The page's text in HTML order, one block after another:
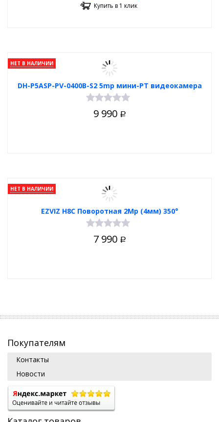
Купить в 1 клик
DH-P5ASP-PV-0400B-S2 5mp мини-PT видеокамера
НЕТ В НАЛИЧИИ
9 990 Р
EZVIZ H8C Поворотная 2Мр (4мм) 350°
НЕТ В НАЛИЧИИ
7 990 Р
Покупателям
Контакты
Новости